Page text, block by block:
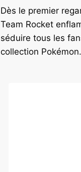
Dès le premier
Team Rocket
séduire tous les
collection Pokémon.